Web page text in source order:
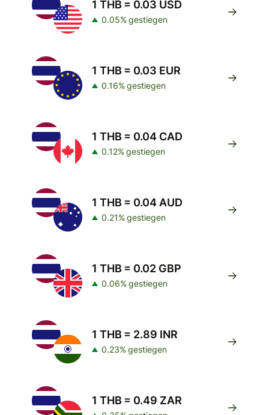
1 THB = 0.03 USD
0.05% gestiegen
1 THB = 0.03 EUR
0.16% gestiegen
1 THB = 0.04 CAD
0.12% gestiegen
1 THB = 0.04 AUD
0.21% gestiegen
1 THB = 0.02 GBP
0.06% gestiegen
1 THB = 2.89 INR
0.23% gestiegen
1 THB = 0.49 ZAR